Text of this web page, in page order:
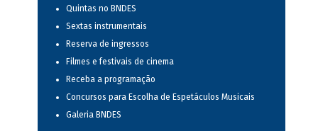
Quintas no BNDES
Sextas instrumentais
Reserva de ingressos
Filmes e festivais de cinema
Receba a programação
Concursos para Escolha de Espetáculos Musicais
Galeria BNDES